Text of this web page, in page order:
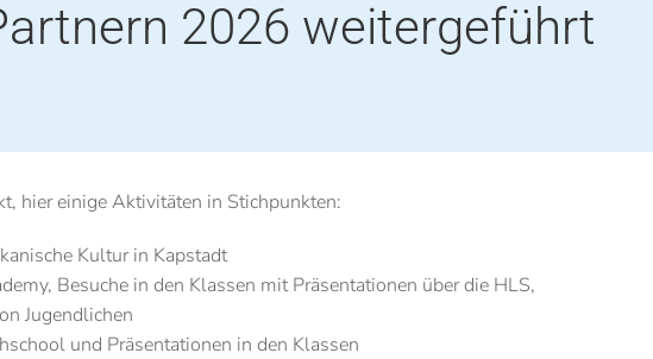
2026 weitergeführt
hier einige Aktivitäten in Stichpunkten:
Kultur in Kapstadt
Besuche in den Klassen mit Präsentationen über die HLS,
Jugendlichen
und Präsentationen in den Klassen